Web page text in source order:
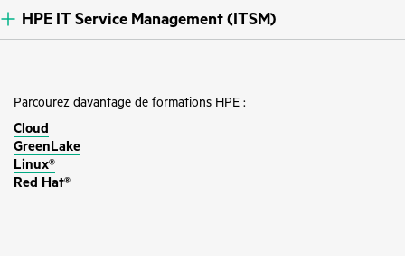
HPE IT Service Management (ITSM)
Parcourez davantage de formations HPE :
Cloud
GreenLake
Linux®
Red Hat®